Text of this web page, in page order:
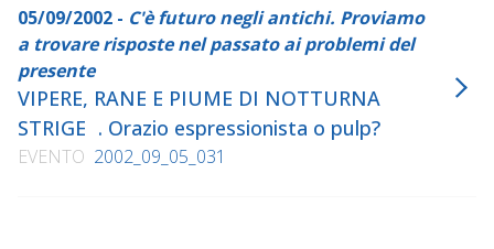
05/09/2002 - C'è futuro negli antichi. Proviamo
a trovare risposte nel passato ai problemi del
presente
VIPERE, RANE E PIUME DI NOTTURNA
STRIGE . Orazio espressionista o pulp?
EVENTO 2002_09_05_031